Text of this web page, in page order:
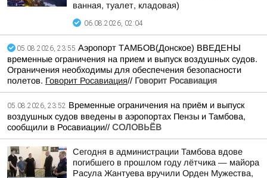
ванная, туалет, кладовая)
06.08.2026, 02:04
05.08.2026, 23:55 Аэропорт ТАМБОВ(Донское) ВВЕДЕНЫ
временные ограничения на прием и выпуск воздушных судов.
Ограничения необходимы для обеспечения безопасности
полетов. Говорит Росавиация// Говорит Росавиация
05.08.2026, 23:52 Временные ограничения на приём и выпуск
воздушных судов введены в аэропортах Пензы и Тамбова,
сообщили в Росавиации// СОЛОВЬЁВ
Сегодня в администрации Тамбова вдове
погибшего в прошлом году лётчика — майора
Расула Жантуева вручили Орден Мужества,